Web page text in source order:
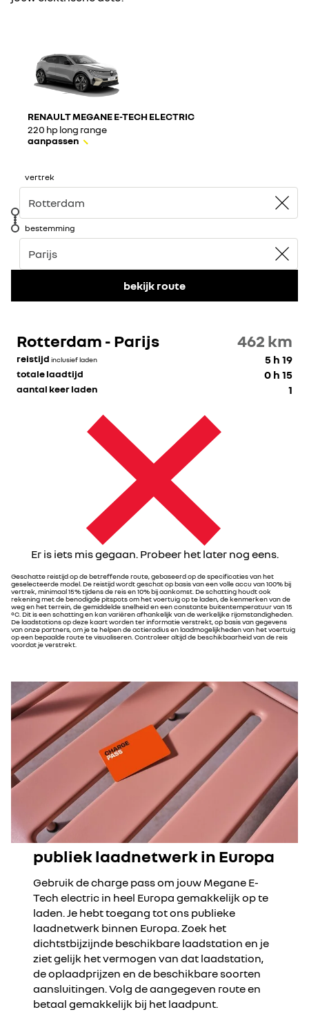
RENAULT MEGANE E-TECH ELECTRIC
220 hp long range​
aanpassen
vertrek
bestemming
bekijk route
Rotterdam - Parijs 462 km
reistijd inclusief laden 5 h 19
totale laadtijd 0 h 15
aantal keer laden 1
Er is iets mis gegaan. Probeer het later nog eens.
Geschatte reistijd op de betreffende route, gebaseerd op de specificaties van het
geselecteerde model. De reistijd wordt geschat op basis van een volle accu van 100% bij
vertrek, minimaal 15% tijdens de reis en 10% bij aankomst. De schatting houdt ook
rekening met de benodigde pitspots om het voertuig op te laden, de kenmerken van de
weg en het terrein, de gemiddelde snelheid en een constante buitentemperatuur van 15
°C. Dit is een schatting en kan variëren afhankelijk van de werkelijke rijomstandigheden.
De laadstations op deze kaart worden ter informatie verstrekt, op basis van gegevens
van onze partners, om je te helpen de actieradius en laadmogelijkheden van het voertuig
op een bepaalde route te visualiseren. Controleer altijd de beschikbaarheid van de reis
voordat je verstrekt.
publiek laadnetwerk in Europa
Gebruik de charge pass om jouw Megane E-
Tech electric in heel Europa gemakkelijk op te
laden. Je hebt toegang tot ons publieke
laadnetwerk binnen Europa. Zoek het
dichtstbijzijnde beschikbare laadstation en je
ziet gelijk het vermogen van dat laadstation,
de oplaadprijzen en de beschikbare soorten
aansluitingen. Volg de aangegeven route en
betaal gemakkelijk bij het laadpunt.